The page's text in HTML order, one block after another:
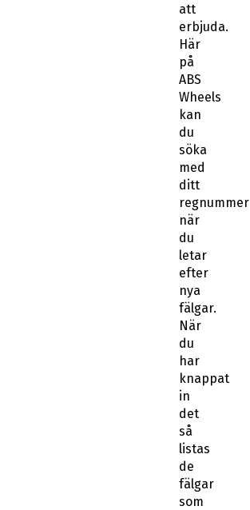
att
erbjuda.
Här
på
ABS
Wheels
kan
du
söka
med
ditt
regnummer
när
du
letar
efter
nya
fälgar.
När
du
har
knappat
in
det
så
listas
de
fälgar
som